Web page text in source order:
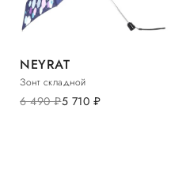
NEYRAT
Зонт складной
6 490руб.5 710 руб.